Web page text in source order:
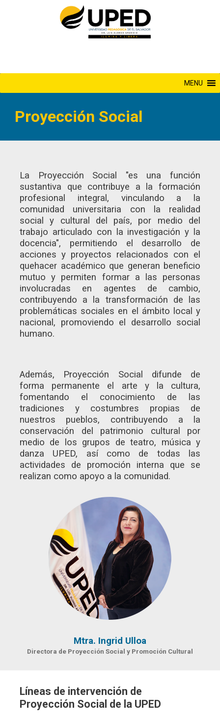
MENU
Proyección Social
La Proyección Social "es una función
sustantiva que contribuye a la formación
profesional integral, vinculando a la
comunidad universitaria con la realidad
social y cultural del país, por medio del
trabajo articulado con la investigación y la
docencia", permitiendo el desarrollo de
acciones y proyectos relacionados con el
quehacer académico que generan beneficio
mutuo y permiten formar a las personas
involucradas en agentes de cambio,
contribuyendo a la transformación de las
problemáticas sociales en el ámbito local y
nacional, promoviendo el desarrollo social
humano.
Además, Proyección Social difunde de
forma permanente el arte y la cultura,
fomentando el conocimiento de las
tradiciones y costumbres propias de
nuestros pueblos, contribuyendo a la
conservación del patrimonio cultural por
medio de los grupos de teatro, música y
danza UPED, así como de todas las
actividades de promoción interna que se
realizan como apoyo a la comunidad.
Mtra. Ingrid Ulloa
Directora de Proyección Social y Promoción Cultural
Líneas de intervención de
Proyección Social de la UPED